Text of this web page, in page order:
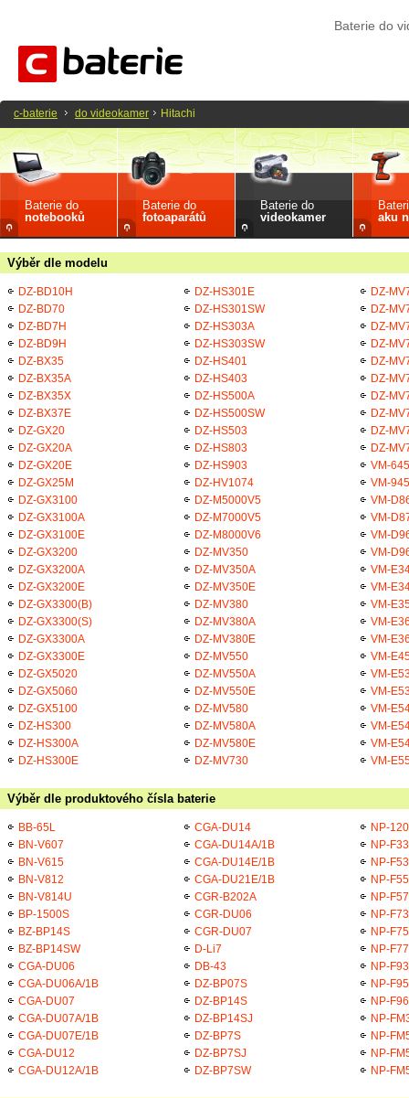
Baterie do
Baterie do
notebooků
Baterie do
fotoaparátů
Baterie do
videokamer
aku
Výběr dle modelu
DZ-BD10H
DZ-BD70
DZ-BD7H
DZ-BD9H
DZ-BX35
DZ-BX35A
DZ-BX35X
DZ-BX37E
DZ-GX20
DZ-GX20A
DZ-GX20E
DZ-GX25M
DZ-GX3100
DZ-GX3100A
DZ-GX3100E
DZ-GX3200
DZ-GX3200A
DZ-GX3200E
DZ-GX3300(B)
DZ-GX3300(S)
DZ-GX3300A
DZ-GX3300E
DZ-GX5020
DZ-GX5060
DZ-GX5100
DZ-HS300
DZ-HS300A
DZ-HS300E
DZ-HS301E
DZ-HS301SW
DZ-HS303A
DZ-HS303SW
DZ-HS401
DZ-HS403
DZ-HS500A
DZ-HS500SW
DZ-HS503
DZ-HS803
DZ-HS903
DZ-HV1074
DZ-M5000V5
DZ-M7000V5
DZ-M8000V6
DZ-MV350
DZ-MV350A
DZ-MV350E
DZ-MV380
DZ-MV380A
DZ-MV380E
DZ-MV550
DZ-MV550A
DZ-MV550E
DZ-MV580
DZ-MV580A
DZ-MV580E
DZ-MV730
DZ-
DZ-
DZ-
DZ-
DZ-
DZ-
DZ-
DZ-
DZ-
DZ-
VM-
VM-
VM-
VM-
VM-
VM-
VM-
VM-
VM-
VM-
VM-
VM-
VM-
VM-
VM-
VM-
VM-
VM-
Výběr dle produktového čísla baterie
BB-65L
BN-V607
BN-V615
BN-V812
BN-V814U
BP-1500S
BZ-BP14S
BZ-BP14SW
CGA-DU06
CGA-DU06A/1B
CGA-DU07
CGA-DU07A/1B
CGA-DU07E/1B
CGA-DU12
CGA-DU12A/1B
CGA-DU14
CGA-DU14A/1B
CGA-DU14E/1B
CGA-DU21E/1B
CGR-B202A
CGR-DU06
CGR-DU07
D-Li7
DB-43
DZ-BP07S
DZ-BP14S
DZ-BP14SJ
DZ-BP7S
DZ-BP7SJ
DZ-BP7SW
NP-120
NP-
NP-
NP-
NP-
NP-
NP-
NP-
NP-
NP-
NP-
NP-
NP-
NP-
NP-
c-baterie do videokamer Hitachi